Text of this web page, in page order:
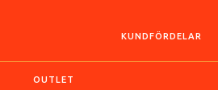
KUNDFÖRDELAR
OUTLET